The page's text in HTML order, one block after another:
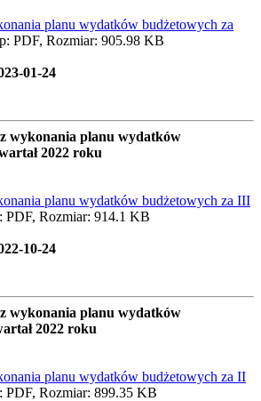
planu wydatków budżetowych za
PDF, Rozmiar: 905.98 KB
01-24
wykonania planu wydatków
2022 roku
planu wydatków budżetowych za III
PDF, Rozmiar: 914.1 KB
10-24
wykonania planu wydatków
2022 roku
planu wydatków budżetowych za II
PDF, Rozmiar: 899.35 KB